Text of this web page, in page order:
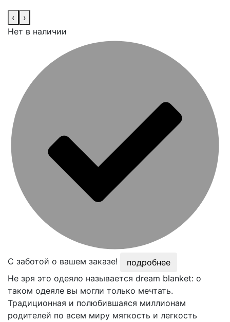
‹
›
Нет в наличии
С заботой о вашем заказе!
подробнее
Не зря это одеяло называется dream blanket: о
таком одеяле вы могли только мечтать.
Традиционная и полюбившаяся миллионам
родителей по всем миру мягкость и легкость